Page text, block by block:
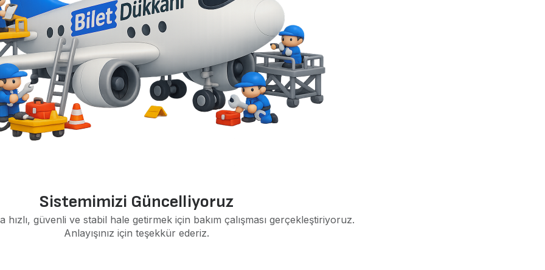
Sistemimizi Güncelliyoruz
hızlı, güvenli ve stabil hale getirmek için bakım çalışması gerçekleştiriyoruz.
Anlayışınız için teşekkür ederiz.